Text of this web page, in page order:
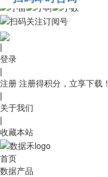
010-53689091
|
登录
|
注册 注册得积分，立享下载！
|
关于我们
|
收藏本站
首页
数据产品